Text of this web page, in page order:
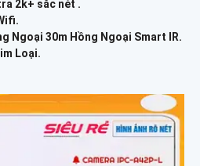
2k+ sắc nét .
Ngoại 30m Hồng Ngoại Smart IR.
Loại.